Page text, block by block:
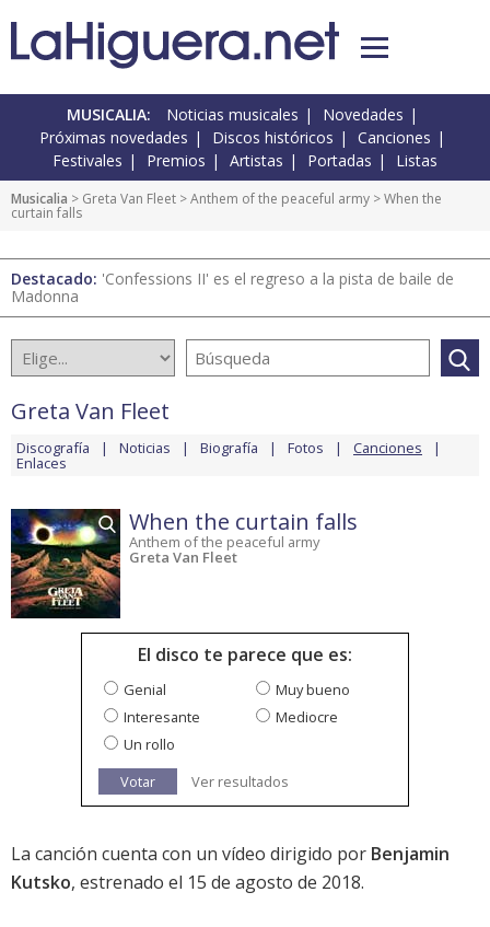
MUSICALIA: Noticias musicales
Novedades
Próximas novedades
Discos históricos
Canciones
Festivales
Premios Artistas Portadas Listas
Musicalia > Greta Van Fleet >Anthem of the peaceful army > When the
curtain falls
Destacado: 'Confessions II' es el regreso a la pista de baile de
Madonna
Greta Van Fleet
Discografía Noticias Biografía Fotos Canciones
Enlaces
When the curtain falls
Anthem of the peaceful army
Greta Van Fleet
El disco te parece que es:
Genial
Muy bueno
Interesante
Mediocre
Un rollo
Votar
Ver resultados
La canción cuenta con un vídeo dirigido por Benjamin
Kutsko, estrenado el 15 de agosto de 2018.